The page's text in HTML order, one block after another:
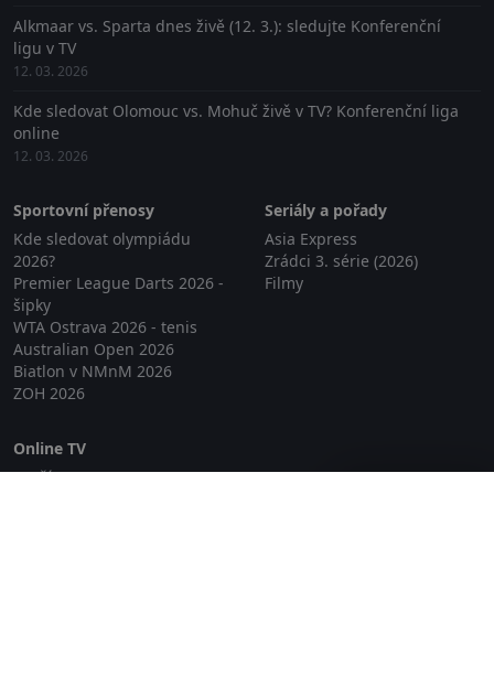
Alkmaar vs. Sparta dnes živě (12. 3.): sledujte Konferenční
ligu v TV
12. 03. 2026
Kde sledovat Olomouc vs. Mohuč živě v TV? Konferenční liga
online
12. 03. 2026
Sportovní přenosy
Kde sledovat olympiádu
2026?
Premier League Darts 2026 -
šipky
WTA Ostrava 2026 - tenis
Australian Open 2026
Biatlon v NMnM 2026
ZOH 2026
Seriály a pořady
Asia Express
Zrádci 3. série (2026)
Filmy
Online TV
Lepší.TV